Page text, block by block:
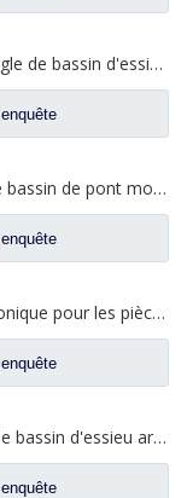
Engrenage d'angle de bassin d'essieu arrière pour pièces de rechange de camion Sinotruk Steyr 199012320177
enquête
Dent d'angle de bassin de pont moyen pour pièces de rechange AZ9981320154 de camion de Sinotruk Howo AC16
enquête
28/21 pignon conique pour les pièces de rechange A3463502939 du nord de camion de Benz Beiben
enquête
Dents d'angle de bassin d'essieu arrière pour pièces de rechange AZ9981320157 de camion de Sinotruk Howo AC16
enquête